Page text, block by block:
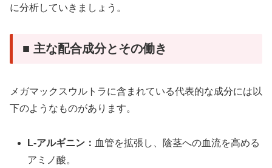
に分析していきましょう。
■ 主な配合成分とその働き
メガマックスウルトラに含まれている代表的な成分には以
下のようなものがあります。
L-アルギニン： 血管を拡張し、陰茎への血流を高める
アミノ酸。